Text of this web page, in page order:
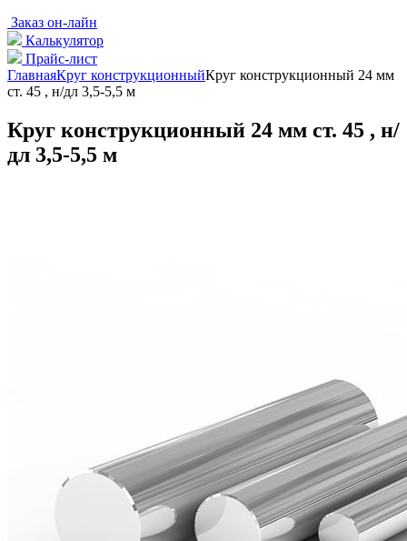
Заказ он-лайн
Калькулятор
Прайс-лист
ГлавнаяКруг конструкционныйКруг конструкционный 24 мм
ст. 45 , н/дл 3,5-5,5 м
Круг конструкционный 24 мм ст. 45 , н/
дл 3,5-5,5 м